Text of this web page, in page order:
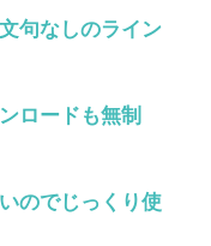
句なしのライン
ロードも無制
のでじっくり使